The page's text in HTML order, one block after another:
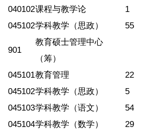
040102课程与教学论
1
045102学科教学（思政） 55
901
教育硕士管理中心
（筹）
045101教育管理
22
045102学科教学（思政）
5
045103学科教学（语文）
54
045104学科教学（数学）
29